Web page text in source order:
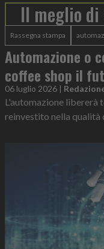
Il meglio di
Rassegna stampa
Automazione o
coffee shop il
06 luglio 2026 |
L'automazione libererà
reinvestito nella qualità